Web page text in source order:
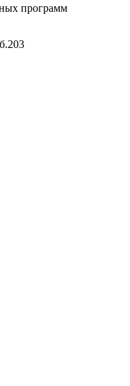
программ